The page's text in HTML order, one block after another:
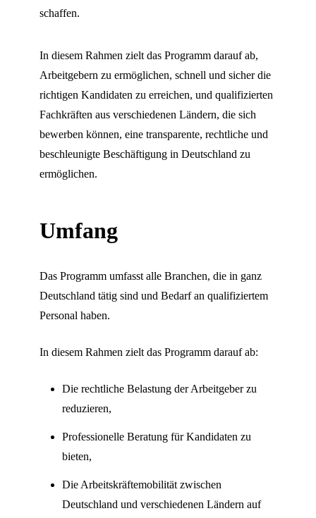
schaffen.
In diesem Rahmen zielt das Programm darauf ab,
Arbeitgebern zu ermöglichen, schnell und sicher die
richtigen Kandidaten zu erreichen, und qualifizierten
Fachkräften aus verschiedenen Ländern, die sich
bewerben können, eine transparente, rechtliche und
beschleunigte Beschäftigung in Deutschland zu
ermöglichen.
Umfang
Das Programm umfasst alle Branchen, die in ganz
Deutschland tätig sind und Bedarf an qualifiziertem
Personal haben.
In diesem Rahmen zielt das Programm darauf ab:
Die rechtliche Belastung der Arbeitgeber zu
reduzieren,
Professionelle Beratung für Kandidaten zu
bieten,
Die Arbeitskräftemobilität zwischen
Deutschland und verschiedenen Ländern auf